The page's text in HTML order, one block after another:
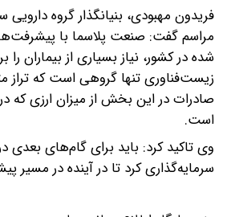
فریدون مهبودی، بنیانگذار گروه دارویی
مراسم گفت: صنعت پلاسما با
شده در کشور، نیاز بسیاری از بیماران
زیست‌فناوری تنها گروهی است که تراز
صادرات در این بخش از میزان ارزی که
است.
وی تاکید کرد: باید برای گام‌های بعدی
سرمایه‌گذاری کرد تا در آینده در مسیر